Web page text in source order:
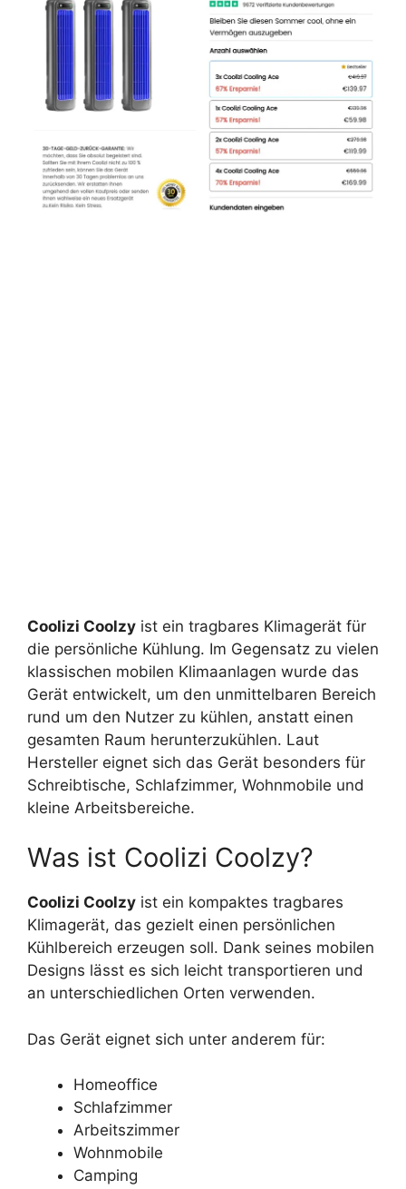
Coolizi Coolzy ist ein tragbares Klimagerät für
die persönliche Kühlung. Im Gegensatz zu vielen
klassischen mobilen Klimaanlagen wurde das
Gerät entwickelt, um den unmittelbaren Bereich
rund um den Nutzer zu kühlen, anstatt einen
gesamten Raum herunterzukühlen. Laut
Hersteller eignet sich das Gerät besonders für
Schreibtische, Schlafzimmer, Wohnmobile und
kleine Arbeitsbereiche.
Was ist Coolizi Coolzy?
Coolizi Coolzy ist ein kompaktes tragbares
Klimagerät, das gezielt einen persönlichen
Kühlbereich erzeugen soll. Dank seines mobilen
Designs lässt es sich leicht transportieren und
an unterschiedlichen Orten verwenden.
Das Gerät eignet sich unter anderem für:
Homeoffice
Schlafzimmer
Arbeitszimmer
Wohnmobile
Camping